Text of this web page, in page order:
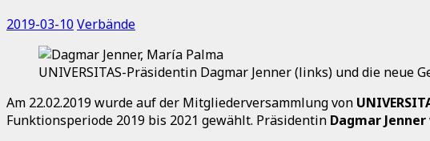
2019-03-10Verbände
UNIVERSITAS-Präsidentin Dagmar Jenner (links) und die neue
Am 22.02.2019 wurde auf der Mitgliederversammlung von
Funktionsperiode 2019 bis 2021 gewählt. Präsidentin Dagmar Jenner